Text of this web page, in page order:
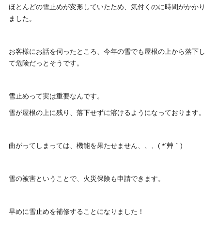
ほとんどの雪止めが変形していたため、気付くのに時間がかかり
ました。
お客様にお話を伺ったところ、今年の雪でも屋根の上から落下し
て危険だっとそうです。
雪止めって実は重要なんです。
雪が屋根の上に残り、落下せずに溶けるようになっております。
曲がってしまっては、機能を果たせません、、、( *´艸｀)
雪の被害ということで、火災保険も申請できます。
早めに雪止めを補修することになりました！